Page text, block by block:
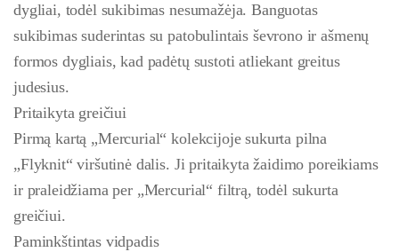
dygliai, todėl sukibimas nesumažėja. Banguotas
sukibimas suderintas su patobulintais ševrono ir ašmenų
formos dygliais, kad padėtų sustoti atliekant greitus
judesius.
Pritaikyta greičiui
Pirmą kartą „Mercurial“ kolekcijoje sukurta pilna
„Flyknit“ viršutinė dalis. Ji pritaikyta žaidimo poreikiams
ir praleidžiama per „Mercurial“ filtrą, todėl sukurta
greičiui.
Paminkštintas vidpadis